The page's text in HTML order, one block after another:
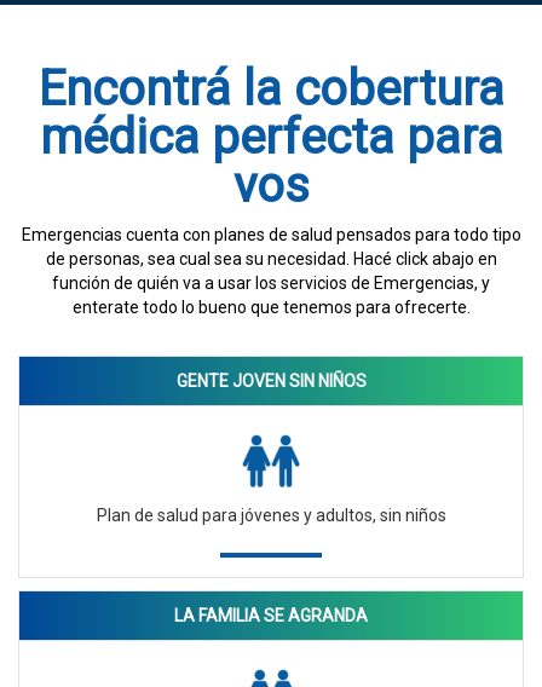
Encontrá la cobertura
médica perfecta para
vos
Emergencias cuenta con planes de salud pensados para todo tipo
de personas, sea cual sea su necesidad. Hacé click abajo en
función de quién va a usar los servicios de Emergencias, y
enterate todo lo bueno que tenemos para ofrecerte.
GENTE JOVEN SIN NIÑOS
Plan de salud para jóvenes y adultos, sin niños
LA FAMILIA SE AGRANDA